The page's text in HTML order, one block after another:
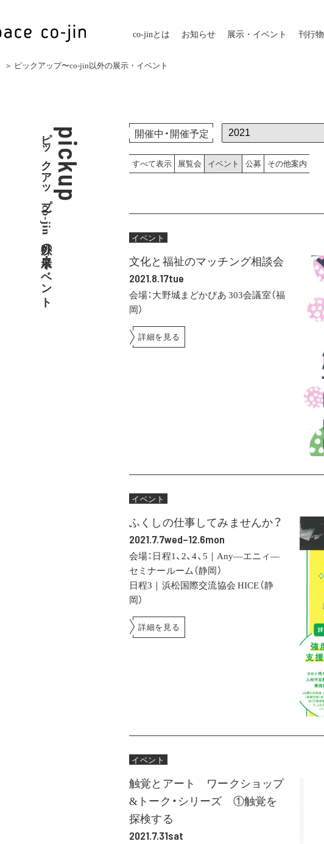
co-jinとは お知らせ 展示・イベント 刊行物
＞ ピックアップ〜co-jin以外の展示・イベント
pickup
ピックアップ〜co-jin以外の展示・イベント 開催中・開催予定
すべて表示 展覧会 イベント 公募 その他案内
イベント
文化と福祉のマッチング相談会
2021.8.17tue
会場：大野城まどかぴあ 303会議室（福
岡）
詳細を見る
イベント
ふくしの仕事してみませんか？
2021.7.7wed–12.6mon
会場：日程1、2、4、5｜Any―エニィ―
セミナールーム（静岡）
日程3｜浜松国際交流協会 HICE（静
岡）
詳細を見る
イベント
触覚とアート ワークショップ
&トーク・シリーズ ①触覚を
探検する
2021.7.31sat